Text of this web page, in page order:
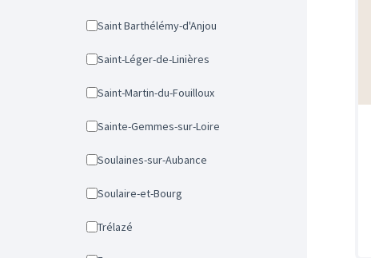
Saint Barthélémy-d'Anjou
Saint-Léger-de-Linières
Saint-Martin-du-Fouilloux
Sainte-Gemmes-sur-Loire
Soulaines-sur-Aubance
Soulaire-et-Bourg
Trélazé